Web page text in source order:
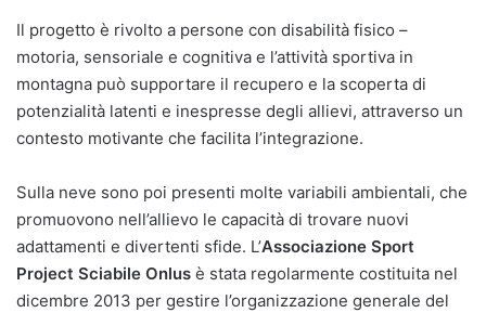
Il progetto è rivolto a persone con disabilità fisico –
motoria, sensoriale e cognitiva e l’attività sportiva in
montagna può supportare il recupero e la scoperta di
potenzialità latenti e inespresse degli allievi, attraverso un
contesto motivante che facilita l’integrazione.
Sulla neve sono poi presenti molte variabili ambientali, che
promuovono nell’allievo le capacità di trovare nuovi
adattamenti e divertenti sfide. L’Associazione Sport
Project Sciabile Onlus è stata regolarmente costituita nel
dicembre 2013 per gestire l’organizzazione generale del